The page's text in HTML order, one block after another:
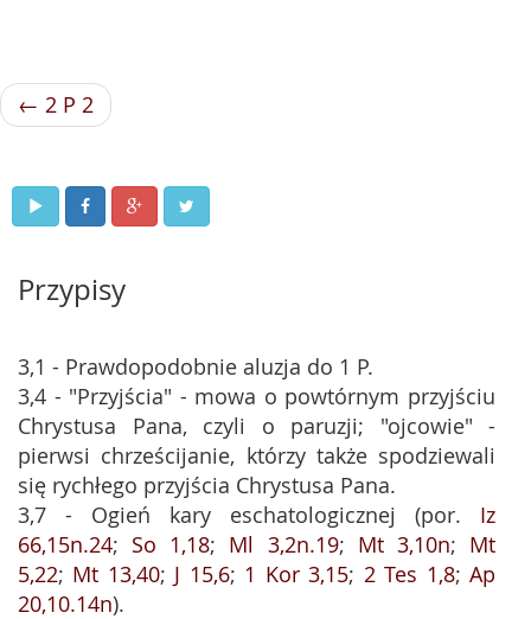
← 2 P 2
Przypisy
3,1 - Prawdopodobnie aluzja do 1 P.
3,4 - "Przyjścia" - mowa o powtórnym przyjściu
Chrystusa Pana, czyli o paruzji; "ojcowie" -
pierwsi chrześcijanie, którzy także spodziewali
się rychłego przyjścia Chrystusa Pana.
3,7 - Ogień kary eschatologicznej (por. Iz
66,15n.24; So 1,18; Ml 3,2n.19; Mt 3,10n; Mt
5,22; Mt 13,40; J 15,6; 1 Kor 3,15; 2 Tes 1,8;Ap
20,10.14n).